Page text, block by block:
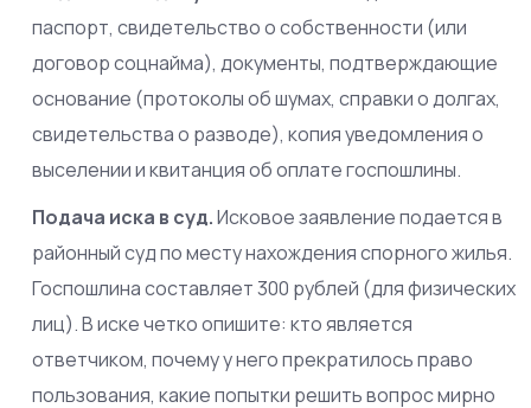
паспорт, свидетельство о собственности (или
договор соцнайма), документы, подтверждающие
основание (протоколы об шумах, справки о долгах,
свидетельства о разводе), копия уведомления о
выселении и квитанция об оплате госпошлины.
Подача иска в суд.Исковое заявление подается в
районный суд по месту нахождения спорного жилья.
Госпошлина составляет 300 рублей (для физических
лиц). В иске четко опишите: кто является
ответчиком, почему у него прекратилось право
пользования, какие попытки решить вопрос мирно